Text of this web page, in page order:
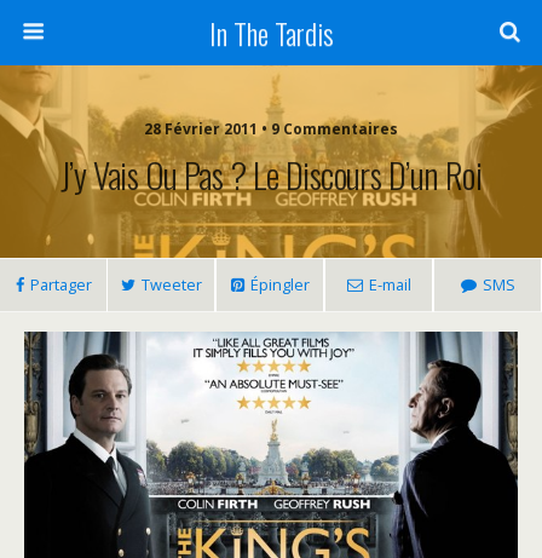
In The Tardis
28 Février 2011 • 9 Commentaires
J’y Vais Ou Pas ? Le Discours D’un Roi
Partager Tweeter Épingler E-mail SMS